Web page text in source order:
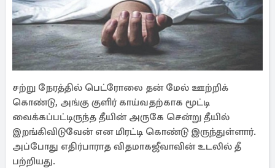
சற்று நேரத்தில் பெட்ரோலை தன் மேல் ஊற்றிக்
கொண்டு, அங்கு குளிர் காய்வதற்காக மூட்டி
வைக்கப்பட்டிருந்த தீயின் அருகே சென்று தீயில்
இறங்கிவிடுவேன் என மிரட்டி கொண்டு இருந்துள்ளார்.
அப்போது எதிர்பாராத விதமாகஜீவாவின் உடலில் தீ
பற்றியது.